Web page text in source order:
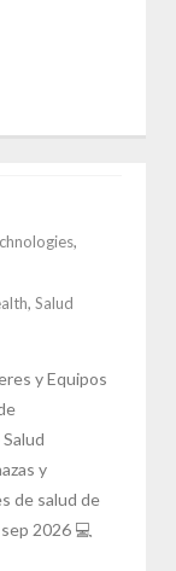
,
, Salud
y Equipos
y
de salud de
2026 💻